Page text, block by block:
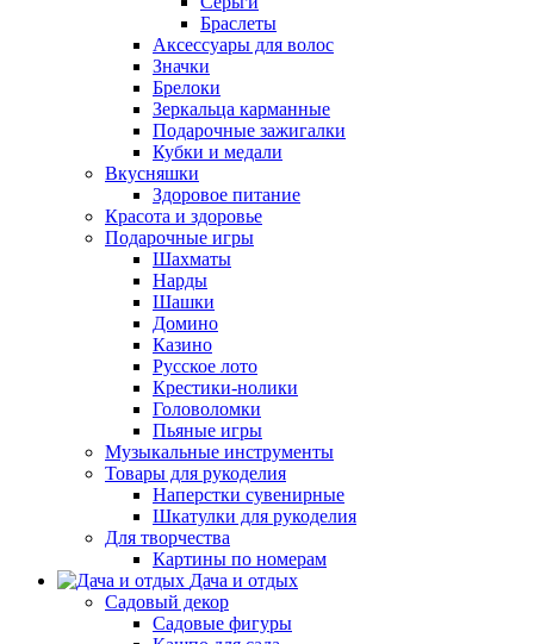
Браслеты
Аксессуары для волос
Значки
Брелоки
Зеркальца карманные
Подарочные зажигалки
Кубки и медали
Вкусняшки
Здоровое питание
Красота и здоровье
Подарочные игры
Шахматы
Нарды
Шашки
Домино
Казино
Русское лото
Крестики-нолики
Головоломки
Пьяные игры
Музыкальные инструменты
Товары для рукоделия
Наперстки сувенирные
Шкатулки для рукоделия
Для творчества
Картины по номерам
Дача и отдых
Садовый декор
Садовые фигуры